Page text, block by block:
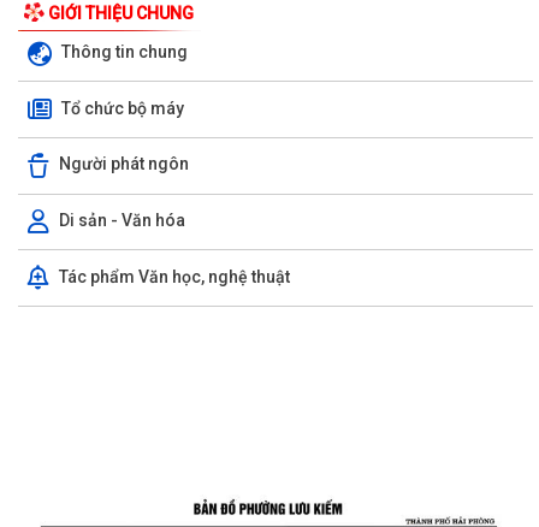
GIỚI THIỆU CHUNG
Thông tin chung
Tổ chức bộ máy
Người phát ngôn
Di sản - Văn hóa
Tác phẩm Văn học, nghệ thuật